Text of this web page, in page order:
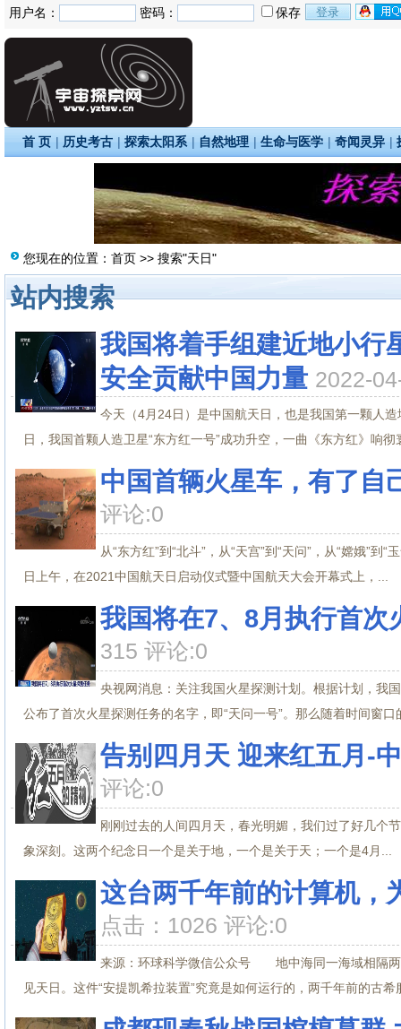
用户名： 密码： 保存
首 页 | 历史考古 | 探索太阳系 | 自然地理 | 生命与医学 | 奇闻灵异 |
您现在的位置： 首页 >> 搜索"天日"
站内搜索
我国将着手组建近地小行
安全贡献中国力量 2022-
今天（4月24日）是中国航天日，也是我国第一颗人
日，我国首颗人造卫星“东方红一号”成功升空，一曲《东方红》响彻
中国首辆火星车，有了自
评论:0
从“东方红”到“北斗”，从“天宫”到“天问”，从“嫦娥”
日上午，在2021中国航天日启动仪式暨中国航天大会开幕式上，...
我国将在7、8月执行首次
315 评论:0
央视网消息：关注我国火星探测计划。根据计划，我
公布了首次火星探测任务的名字，即“天问一号”。那么随着时间窗
告别四月天 迎来红五月-
评论:0
刚刚过去的人间四月天，春光明媚，我们过了好几个
象深刻。这两个纪念日一个是关于地，一个是关于天；一个是4月...
这台两千年前的计算机，
点击：1026 评论:0
来源：环球科学微信公众号 地中海同一海域相隔两
见天日。这件“安提凯希拉装置”究竟是如何运行的，两千年前的古